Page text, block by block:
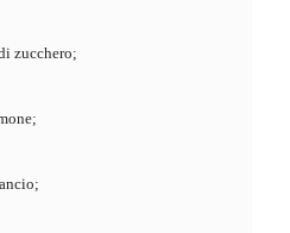
zucchero;